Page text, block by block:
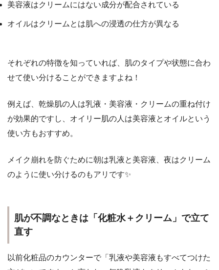
美容液はクリームにはない成分が配合されている
オイルはクリームとは肌への浸透の仕方が異なる
それぞれの特徴を知っていれば、肌のタイプや状態に合わ
せて使い分けることができますよね！
例えば、乾燥肌の人は乳液・美容液・クリームの重ね付け
が効果的ですし、オイリー肌の人は美容液とオイルという
使い方もおすすめ。
メイク崩れを防ぐために朝は乳液と美容液、夜はクリーム
のように使い分けるのもアリです✨
肌が不調なときは「化粧水＋クリーム」で立て
直す
以前化粧品のカウンターで「乳液や美容液もすべてつけた